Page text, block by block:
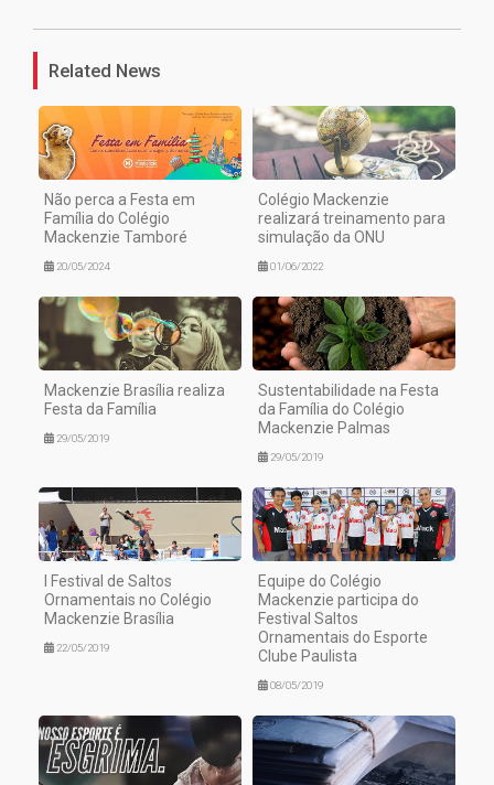
Related News
Não perca a Festa em
Família do Colégio
Mackenzie Tamboré
20/05/2024
Colégio Mackenzie
realizará treinamento para
simulação da ONU
01/06/2022
Mackenzie Brasília realiza
Festa da Família
29/05/2019
Sustentabilidade na Festa
da Família do Colégio
Mackenzie Palmas
29/05/2019
I Festival de Saltos
Ornamentais no Colégio
Mackenzie Brasília
22/05/2019
Equipe do Colégio
Mackenzie participa do
Festival Saltos
Ornamentais do Esporte
Clube Paulista
08/05/2019